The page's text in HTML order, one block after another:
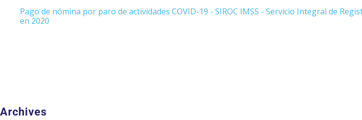
Pago de nómina por paro de actividades COVID-19 - SIROC IMSS - Servicio Integral de
en 2020
Archives